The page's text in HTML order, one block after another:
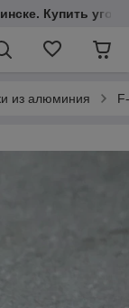
Купить
из алюминия